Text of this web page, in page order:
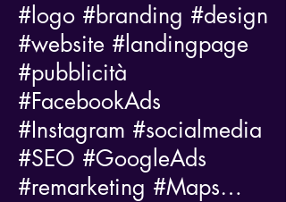
#logo #branding #design
#website #landingpage
#pubblicità
#FacebookAds
#Instagram #socialmedia
#SEO #GoogleAds
#remarketing #Maps…